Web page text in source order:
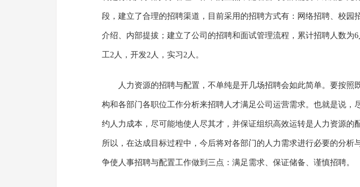
段，建立了合理的招聘渠道，目前采用的招聘方式有：网络招聘、校园
介绍、内部提拔；建立了公司的招聘和面试管理流程，累计招聘人数为
工2人，开发2人，实习2人。
人力资源的招聘与配置，不单纯是开几场招聘会如此简单。要按照
构和各部门各职位工作分析来招聘人才满足公司运营需求。也就是说，
约人力成本，尽可能地使人尽其才，并保证组织高效运转是人力资源的
所以，在达成目标过程中，今后将对各部门的人力需求进行必要的分析
争使人事招聘与配置工作做到三点：满足需求、保证储备、谨慎招聘。